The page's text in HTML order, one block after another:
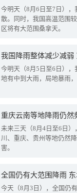
今明天（8月6日至7日）
散。同时，我国高温范围
区将有大范围桑拿天。
我国降雨整体减少减弱
今明天（8月5日至6日）
地有中到大雨，局地暴雨
重庆云南等地降雨仍然
未来三天（8月4日至6日
川、重庆、贵州等地仍然
害。
全国仍有大范围降雨
今天（8月3日），全国仍